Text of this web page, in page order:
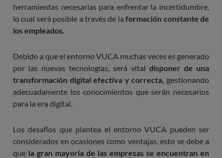
herramientas necesarias para enfrentar la incertidumbre,
lo cual será posible a través de laformación constante de
los empleados.
Debido a que el entorno VUCA muchas veces es generado
por las nuevas tecnologías, será vital disponer de una
transformación digital efectiva y correcta, gestionando
adecuadamente los conocimientos que serán necesarios
para la era digital.
Los desafíos que plantea el entorno VUCA pueden ser
considerados en ocasiones como ventajas, esto se debe a
que la gran mayoría de las empresas se encuentran en